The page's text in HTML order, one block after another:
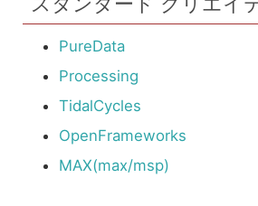
PureData
Processing
TidalCycles
OpenFrameworks
MAX(max/msp)